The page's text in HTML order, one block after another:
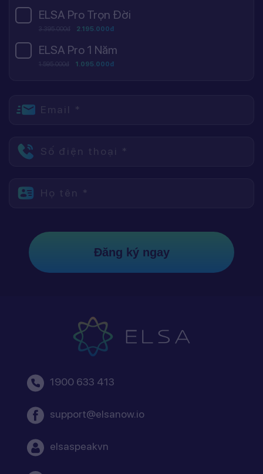
ELSA Pro Trọn Đời
3.395.000đ 2.195.000đ
ELSA Pro 1 Năm
1.595.000đ 1.095.000đ
Email *
Số điện thoại *
Họ tên *
Đăng ký ngay
1900 633 413
support@elsanow.io
elsaspeakvn